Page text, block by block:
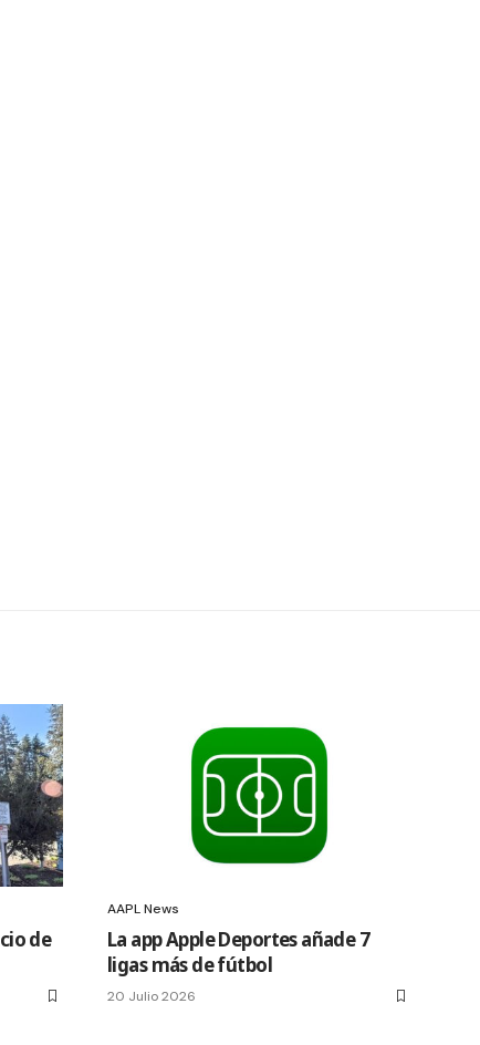
de
AAPL News
La app Apple Deportes añade 7
ligas más de fútbol
20 Julio 2026